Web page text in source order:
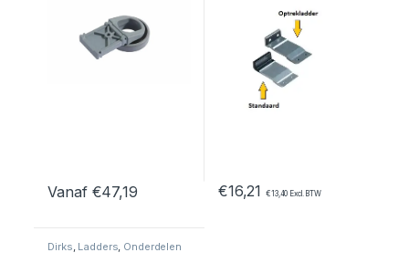
Vanaf €47,19 €16,21 €13,40 Excl. BTW
Dirks Ladders Onderdelen